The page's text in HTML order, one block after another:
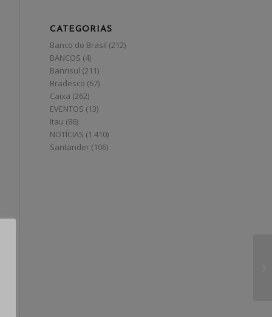
CATEGORIAS
Banco do Brasil (212)
BANCOS (4)
Banrisul (211)
Bradesco (67)
Caixa (262)
EVENTOS (13)
Itau (86)
NOTÍCIAS (1.410)
Santander (106)